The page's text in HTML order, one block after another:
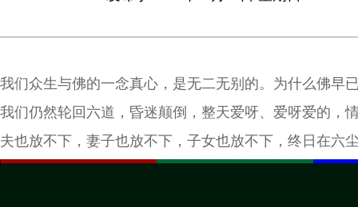
我们众生与佛的一念真心，是无二无别的。为什么佛早
我们仍然轮回六道，昏迷颠倒，整天爱呀、爱呀爱的，
夫也放不下，妻子也放不下，子女也放不下，终日在六